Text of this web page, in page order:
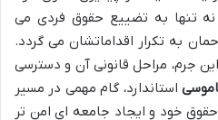
تنها به تضییع حقوق فردی می
به تکرار اقداماتشان می گردد.
جرم، مراحل قانونی آن و دسترسی
استاندارد، گام مهمی در مسیر
حقوق خود و ایجاد جامعه ای امن تر